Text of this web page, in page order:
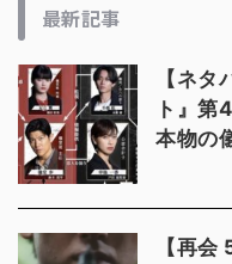
最新記事
【ネ
ト』第
本物の
【再